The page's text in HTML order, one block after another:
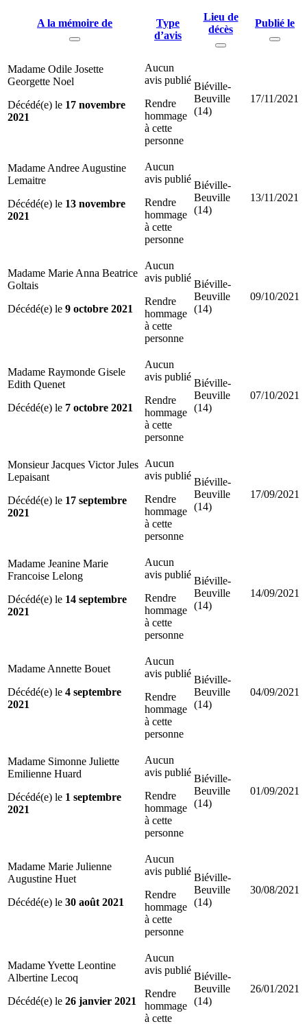
A la mémoire de
Type
d’avis
Lieu de
décès
Publié le
Madame Odile Josette
Georgette Noel
Décédé(e) le 17 novembre
2021
Aucun
avis publié
Rendre
hommage
à cette
personne
Biéville-
Beuville
(14)
17/11/2021
Madame Andree Augustine
Lemaitre
Décédé(e) le 13 novembre
2021
Aucun
avis publié
Rendre
hommage
à cette
personne
Biéville-
Beuville
(14)
13/11/2021
Madame Marie Anna Beatrice
Goltais
Décédé(e) le 9 octobre 2021
Aucun
avis publié
Rendre
hommage
à cette
personne
Biéville-
Beuville
(14)
09/10/2021
Madame Raymonde Gisele
Edith Quenet
Décédé(e) le 7 octobre 2021
Aucun
avis publié
Rendre
hommage
à cette
personne
Biéville-
Beuville
(14)
07/10/2021
Monsieur Jacques Victor Jules
Lepaisant
Décédé(e) le 17 septembre
2021
Aucun
avis publié
Rendre
hommage
à cette
personne
Biéville-
Beuville
(14)
17/09/2021
Madame Jeanine Marie
Francoise Lelong
Décédé(e) le 14 septembre
2021
Aucun
avis publié
Rendre
hommage
à cette
personne
Biéville-
Beuville
(14)
14/09/2021
Madame Annette Bouet
Décédé(e) le 4 septembre
2021
Aucun
avis publié
Rendre
hommage
à cette
personne
Biéville-
Beuville
(14)
04/09/2021
Madame Simonne Juliette
Emilienne Huard
Décédé(e) le 1 septembre
2021
Aucun
avis publié
Rendre
hommage
à cette
personne
Biéville-
Beuville
(14)
01/09/2021
Madame Marie Julienne
Augustine Huet
Décédé(e) le 30 août 2021
Aucun
avis publié
Rendre
hommage
à cette
personne
Biéville-
Beuville
(14)
30/08/2021
Madame Yvette Leontine
Albertine Lecoq
Décédé(e) le 26 janvier 2021
Aucun
avis publié
Rendre
hommage
à cette
Biéville-
Beuville
(14)
26/01/2021